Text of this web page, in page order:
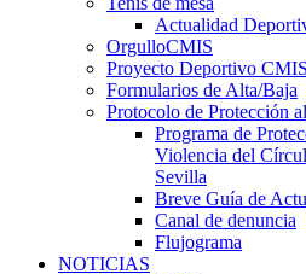
Actualidad
OrgulloCMIS
Proyecto Deportivo
Formularios de Alta/Baja
Protocolo de Protección
Programa de
Violencia del
Sevilla
Breve Guía de
Canal de denuncia
Flujograma
NOTICIAS